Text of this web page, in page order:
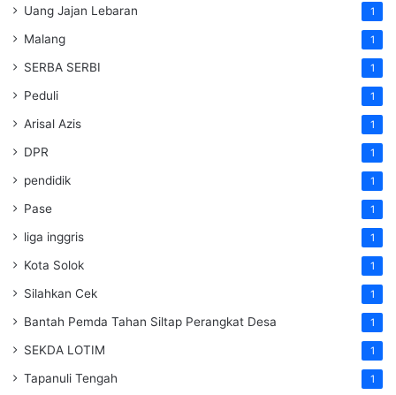
Uang Jajan Lebaran 1
Malang 1
SERBA SERBI 1
Peduli 1
Arisal Azis 1
DPR 1
pendidik 1
Pase 1
liga inggris 1
Kota Solok 1
Silahkan Cek 1
Bantah Pemda Tahan Siltap Perangkat Desa 1
SEKDA LOTIM 1
Tapanuli Tengah 1